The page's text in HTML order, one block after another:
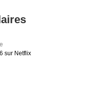
sur Netflix